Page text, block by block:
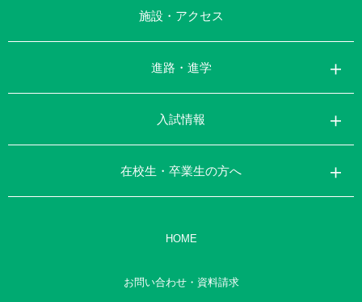
施設・アクセス
進路・進学
入試情報
在校生・卒業生の方へ
HOME
お問い合わせ・資料請求